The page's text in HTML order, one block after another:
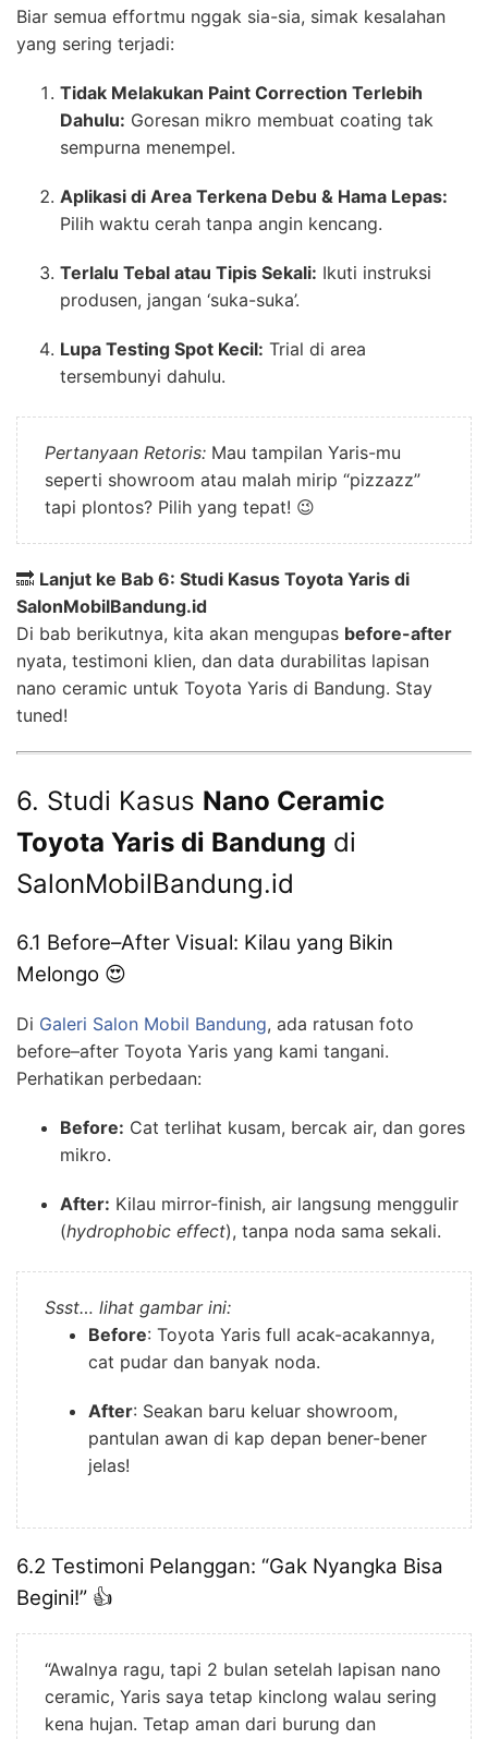
Biar semua effortmu nggak sia-sia, simak kesalahan
yang sering terjadi:
Tidak Melakukan Paint Correction Terlebih
Dahulu: Goresan mikro membuat coating tak
sempurna menempel.
Aplikasi di Area Terkena Debu & Hama Lepas:
Pilih waktu cerah tanpa angin kencang.
Terlalu Tebal atau Tipis Sekali: Ikuti instruksi
produsen, jangan ‘suka-suka’.
Lupa Testing Spot Kecil: Trial di area
tersembunyi dahulu.
Pertanyaan Retoris: Mau tampilan Yaris-mu
seperti showroom atau malah mirip “pizzazz”
tapi plontos? Pilih yang tepat! 😉
🔜 Lanjut ke Bab 6: Studi Kasus Toyota Yaris di
SalonMobilBandung.id
Di bab berikutnya, kita akan mengupas before-after
nyata, testimoni klien, dan data durabilitas lapisan
nano ceramic untuk Toyota Yaris di Bandung. Stay
tuned!
6. Studi Kasus Nano Ceramic
Toyota Yaris di Bandung di
SalonMobilBandung.id
6.1 Before–After Visual: Kilau yang Bikin
Melongo 😍
Di Galeri Salon Mobil Bandung, ada ratusan foto
before–after Toyota Yaris yang kami tangani.
Perhatikan perbedaan:
Before: Cat terlihat kusam, bercak air, dan gores
mikro.
After: Kilau mirror-finish, air langsung menggulir
(hydrophobic effect), tanpa noda sama sekali.
Ssst… lihat gambar ini:
Before: Toyota Yaris full acak-acakannya,
cat pudar dan banyak noda.
After: Seakan baru keluar showroom,
pantulan awan di kap depan bener-bener
jelas!
6.2 Testimoni Pelanggan: “Gak Nyangka Bisa
Begini!” 👍
“Awalnya ragu, tapi 2 bulan setelah lapisan nano
ceramic, Yaris saya tetap kinclong walau sering
kena hujan. Tetap aman dari burung dan